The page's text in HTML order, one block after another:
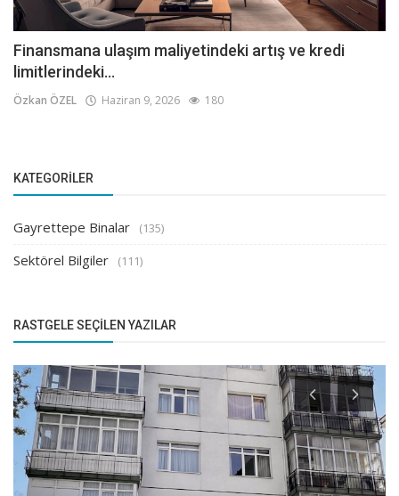
Finansmana ulaşım maliyetindeki artış ve kredi
limitlerindeki...
Özkan ÖZEL Haziran 9, 2026 180
KATEGORILER
Gayrettepe Binalar (135)
Sektörel Bilgiler (111)
RASTGELE SEÇILEN YAZILAR